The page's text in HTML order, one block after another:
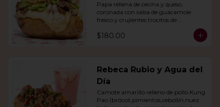
Papa rellena de cecina y queso,
coronada con salsa de guacamole
fresco y crujientes trocitos de
agua del día.
$180.00
Rebeca Rubio y Agua del
Día
Camote amarillo relleno de pollo Kung
Pao (brócoli,pimientos,cebollín,nuez